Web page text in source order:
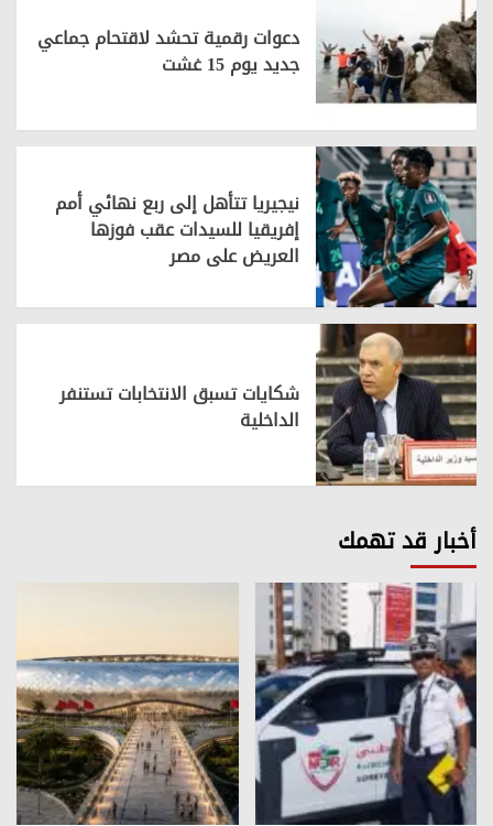
دعوات رقمية تحشد لاقتحام جماعي
جديد يوم 15 غشت
نيجيريا تتأهل إلى ربع نهائي أمم
إفريقيا للسيدات عقب فوزها
العريض على مصر
شكايات تسبق الانتخابات تستنفر
الداخلية
أخبار قد تهمك